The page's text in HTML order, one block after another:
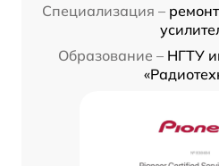
Специализация –
Образование – НГТУ